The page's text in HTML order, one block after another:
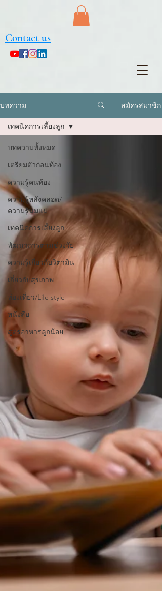
Contact us
บทความ สมัครสมาชิก
บทความทั้งหมด
เตรียมตัวก่อนท้อง
ความรู้คนท้อง
ความรู้หลังคลอด/
ความรู้นมแม่
เทคนิคการเลี้ยงลูก
พัฒนาการตามช่วงวัย
ความรู้เกี่ยวกับวิตามิน
เกี่ยวกับสุขภาพ
ท่องเที่ยว/Life style
หนังสือ
สูตรอาหารลูกน้อย
เทคนิคการเลี้ยงลูก